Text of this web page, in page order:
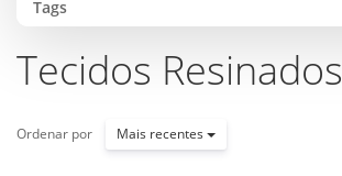
Tags
Tecidos Resinados
Ordenar por Mais recentes